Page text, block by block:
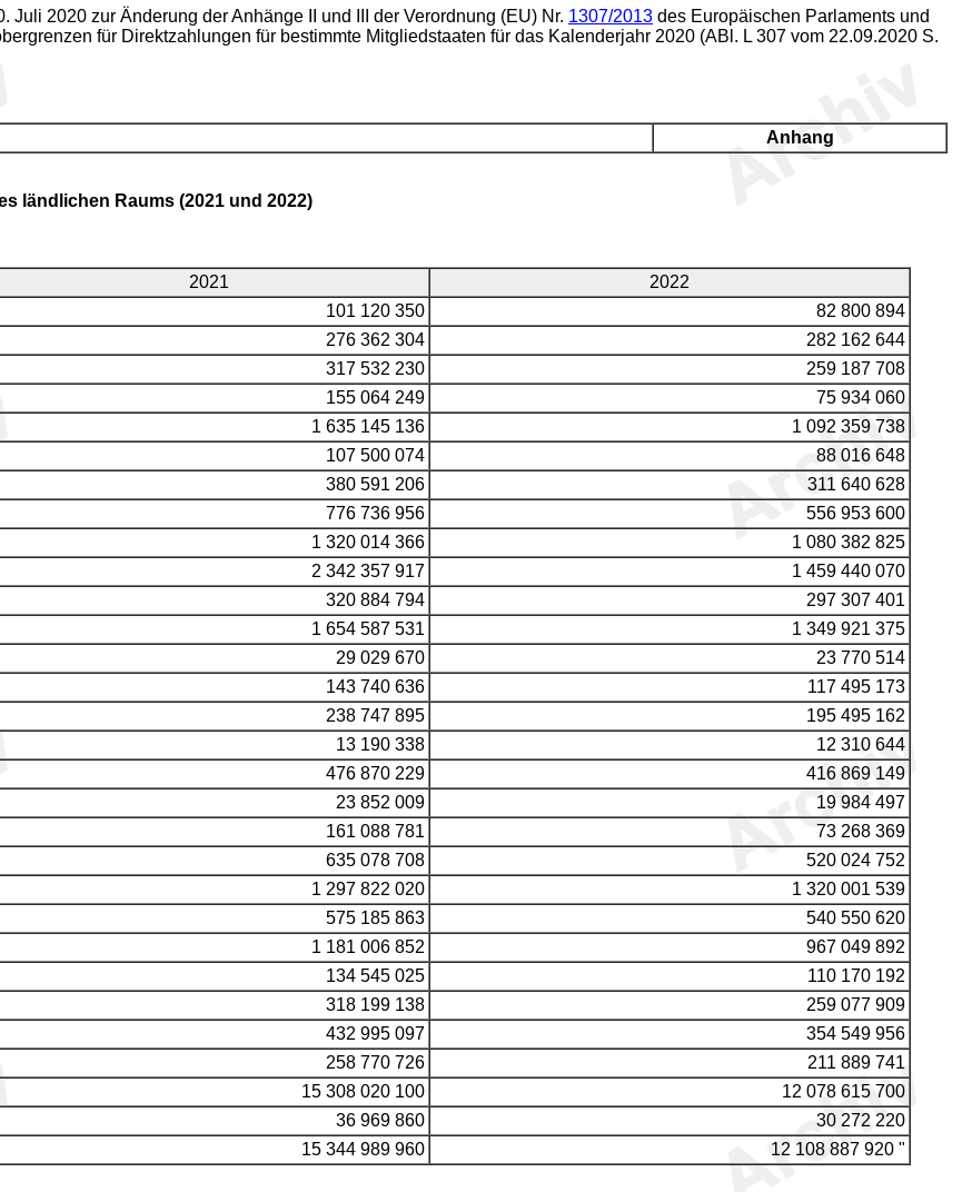
Juli 2020 zur Änderung der Anhänge II und III der Verordnung (EU) Nr. 1307/2013 des Europäischen Parlaments und
für Direktzahlungen für bestimmte Mitgliedstaaten für das Kalenderjahr 2020 (ABl. L 307 vom 22.09.2020 S.
Anhang
ländlichen Raums (2021 und 2022)
2021
2022
101 120 350
82 800 894
276 362 304
282 162 644
317 532 230
259 187 708
155 064 249
75 934 060
1 635 145 136
1 092 359 738
107 500 074
88 016 648
380 591 206
311 640 628
776 736 956
556 953 600
1 320 014 366
1 080 382 825
2 342 357 917
1 459 440 070
320 884 794
297 307 401
1 654 587 531
1 349 921 375
29 029 670
23 770 514
143 740 636
117 495 173
238 747 895
195 495 162
13 190 338
12 310 644
476 870 229
416 869 149
23 852 009
19 984 497
161 088 781
73 268 369
635 078 708
520 024 752
1 297 822 020
1 320 001 539
575 185 863
540 550 620
1 181 006 852
967 049 892
134 545 025
110 170 192
318 199 138
259 077 909
432 995 097
354 549 956
258 770 726
211 889 741
15 308 020 100
12 078 615 700
36 969 860
30 272 220
15 344 989 960 12 108 887 920 "